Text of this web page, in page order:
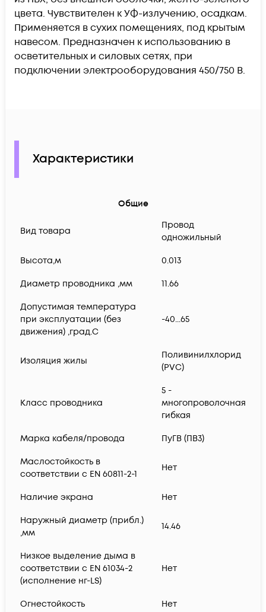
цвета. Чувствителен к УФ-излучению, осадкам.
Применяется в сухих помещениях, под крытым
навесом. Предназначен к использованию в
осветительных и силовых сетях, при
подключении электрооборудования 450/750 В.
Характеристики
Общие
Вид товара
Провод
одножильный
Высота,м 0.013
Диаметр проводника ,мм 11.66
Допустимая температура
при эксплуатации (без
движения) ,град.C
-40...65
Изоляция жилы
Поливинилхлорид
(PVC)
Класс проводника
5 -
многопроволочная
гибкая
Марка кабеля/провода ПуГВ (ПВ3)
Маслостойкость в
соответствии с EN 60811-2-1
Нет
Наличие экрана Нет
Наружный диаметр (прибл.)
,мм
14.46
Низкое выделение дыма в
соответствии с EN 61034-2
(исполнение нг-LS)
Нет
Огнестойкость Нет